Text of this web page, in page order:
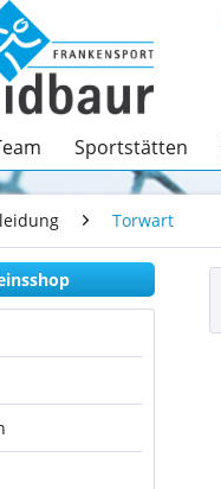
Sportstätten
Torwart